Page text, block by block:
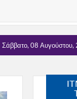
Υπαλλήλων
Σάββατο, 08 Αυγούστου,